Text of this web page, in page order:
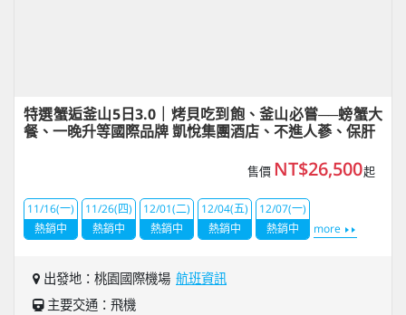
特選蟹逅釜山5日3.0｜烤貝吃到飽、釜山必嘗──螃蟹大
餐、一晚升等國際品牌 凱悅集團酒店、不進人蔘、保肝
售價 NT$26,500起
11/16(一)
熱銷中
11/26(四)
熱銷中
12/01(二)
熱銷中
12/04(五)
熱銷中
12/07(一)
熱銷中
more
出發地：桃園國際機場 航班資訊
主要交通：飛機